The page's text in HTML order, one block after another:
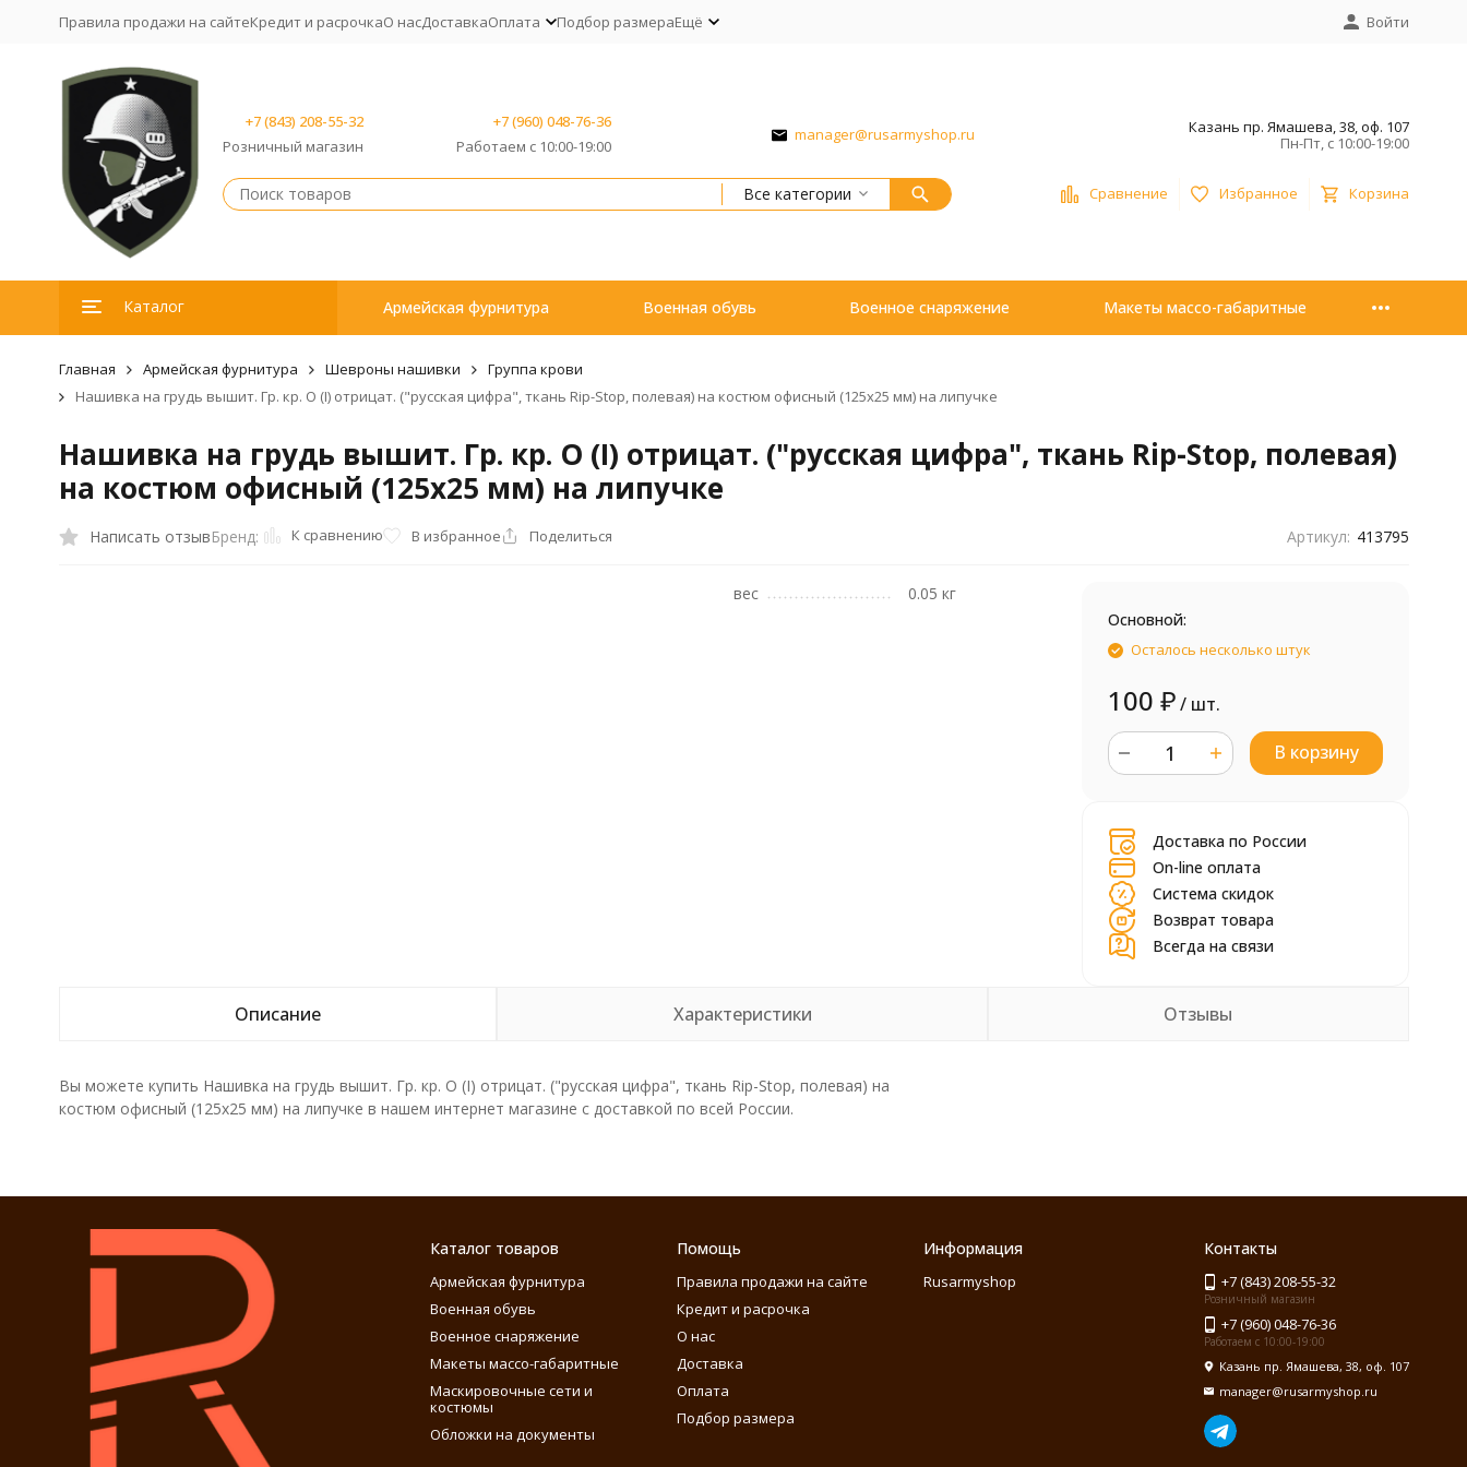
Правила продажи на сайтеКредит и расрочкаО насДоставкаОплата Подбор размераЕщё Войти
+7 (843) 208-55-32
Розничный магазин
+7 (960) 048-76-36
Работаем с 10:00-19:00
manager@rusarmyshop.ru
Казань пр. Ямашева, 38, оф. 107
Пн-Пт, с 10:00-19:00
Все категории Сравнение Избранное Корзина
Каталог Армейская фурнитура Военная обувь Военное снаряжение Макеты массо-габаритные
Главная Армейская фурнитура Шевроны нашивки
Группа крови
Нашивка на грудь вышит. Гр. кр. O (I) отрицат. ("русская цифра", ткань Rip-Stop, полевая) на костюм офисный (125x25 мм) на липучке
Нашивка на грудь вышит. Гр. кр. O (I) отрицат. ("русская цифра", ткань Rip-Stop, полевая)
на костюм офисный (125x25 мм) на липучке
Написать отзывБренд: К сравнению В избранное Поделиться Артикул: 413795
вес
0.05 кг
Основной:
Осталось несколько штук
100 ₽/ шт.
В корзину
Доставка по России
On-line оплата
Система скидок
Возврат товара
Всегда на связи
Описание Характеристики Отзывы
Вы можете купить Нашивка на грудь вышит. Гр. кр. O (I) отрицат. ("русская цифра", ткань Rip-Stop, полевая) на
костюм офисный (125x25 мм) на липучке в нашем интернет магазине с доставкой по всей России.
Каталог товаров
Армейская фурнитура
Военная обувь
Военное снаряжение
Макеты массо-габаритные
Маскировочные сети и
костюмы
Обложки на документы
Помощь
Правила продажи на сайте
Кредит и расрочка
О нас
Доставка
Оплата
Подбор размера
Информация
Rusarmyshop
Контакты
+7 (843) 208-55-32
Розничный магазин
+7 (960) 048-76-36
Работаем с 10:00-19:00
Казань пр. Ямашева, 38, оф. 107
manager@rusarmyshop.ru